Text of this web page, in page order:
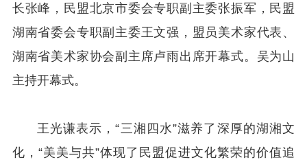
长张峰，民盟北京市委会专职副主委张振军，民盟
湖南省委会专职副主委王文强，盟员美术家代表、
湖南省美术家协会副主席卢雨出席开幕式。吴为山
主持开幕式。
王光谦表示，“三湘四水”滋养了深厚的湖湘文
化，“美美与共”体现了民盟促进文化繁荣的价值追